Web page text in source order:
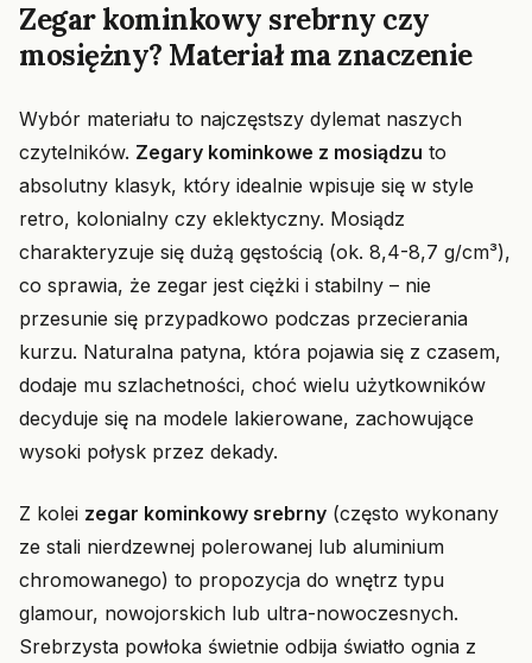
Zegar kominkowy srebrny czy
mosiężny? Materiał ma znaczenie
Wybór materiału to najczęstszy dylemat naszych
czytelników. Zegary kominkowe z mosiądzu to
absolutny klasyk, który idealnie wpisuje się w style
retro, kolonialny czy eklektyczny. Mosiądz
charakteryzuje się dużą gęstością (ok. 8,4-8,7 g/cm³),
co sprawia, że zegar jest ciężki i stabilny – nie
przesunie się przypadkowo podczas przecierania
kurzu. Naturalna patyna, która pojawia się z czasem,
dodaje mu szlachetności, choć wielu użytkowników
decyduje się na modele lakierowane, zachowujące
wysoki połysk przez dekady.
Z kolei zegar kominkowy srebrny (często wykonany
ze stali nierdzewnej polerowanej lub aluminium
chromowanego) to propozycja do wnętrz typu
glamour, nowojorskich lub ultra-nowoczesnych.
Srebrzysta powłoka świetnie odbija światło ognia z